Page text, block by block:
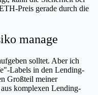
Preis gerade durch die
manage
solltet. Aber ich
Labels in den Lending-
Großteil meiner
komplexen Lending-